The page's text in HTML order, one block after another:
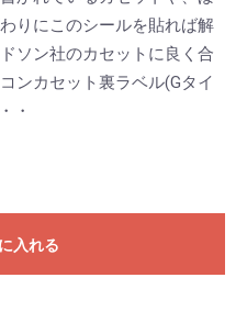
りにこのシールを貼れば解
ソン社のカセットに良く合
ンカセット裏ラベル(Gタイ
・
入れる